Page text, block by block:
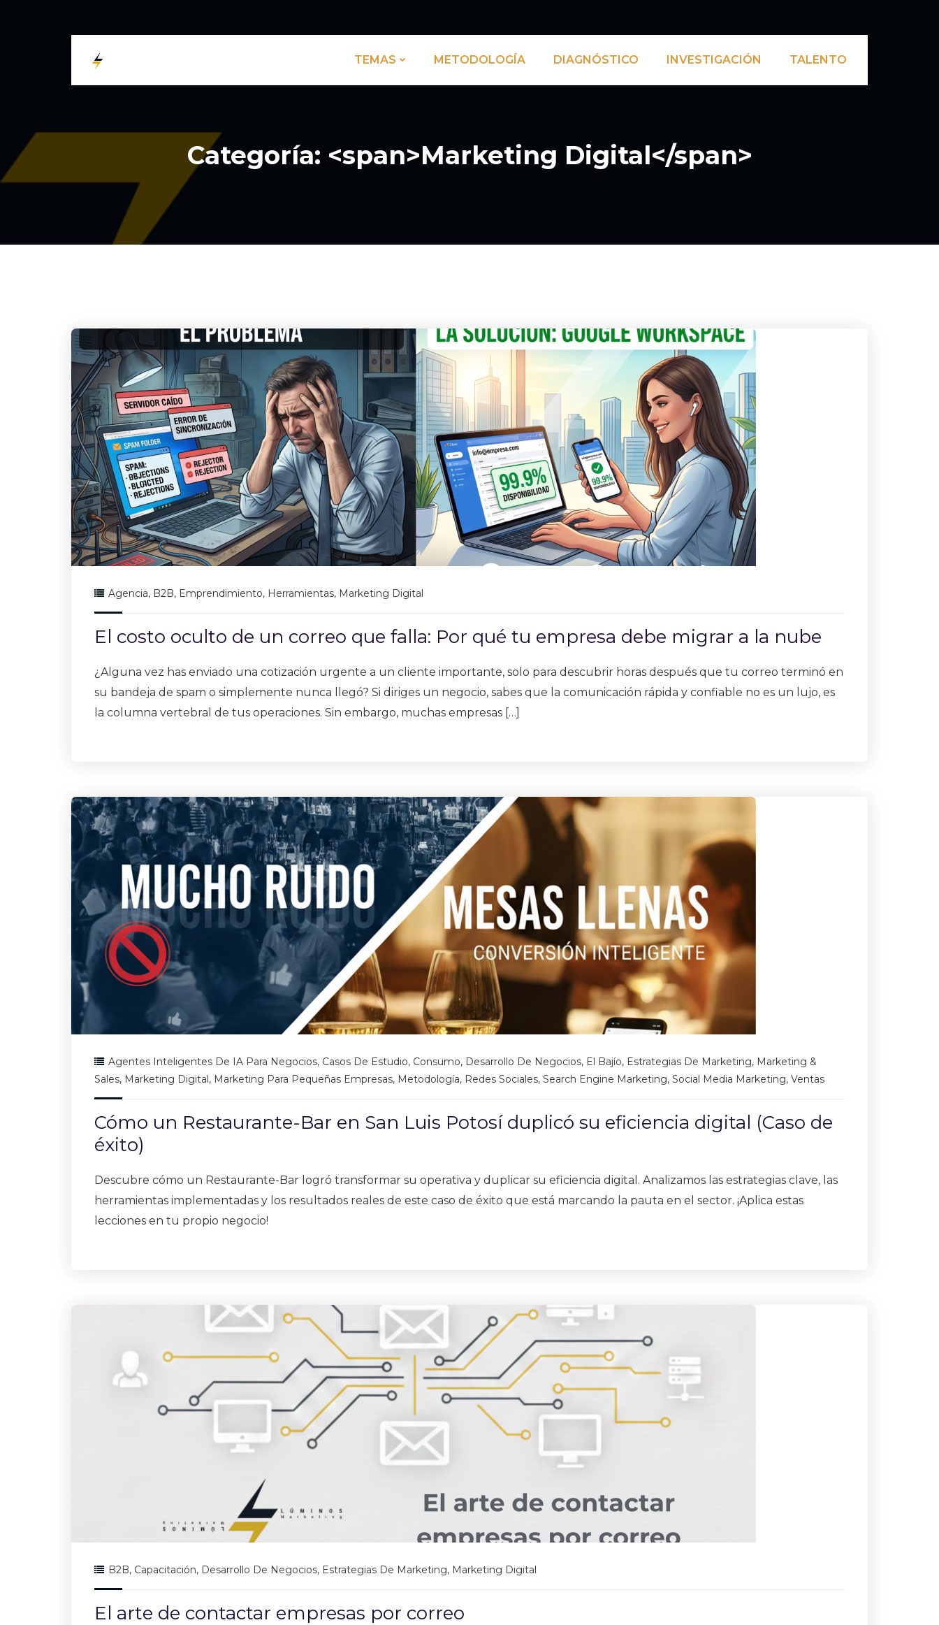
TEMAS METODOLOGÍA DIAGNÓSTICO INVESTIGACIÓN TALENTO
Categoría: <span>Marketing Digital</span>
Agencia, B2B, Emprendimiento, Herramientas, Marketing Digital
El costo oculto de un correo que falla: Por qué tu empresa debe migrar a la nube
¿Alguna vez has enviado una cotización urgente a un cliente importante, solo para descubrir horas después que tu correo terminó en
su bandeja de spam o simplemente nunca llegó? Si diriges un negocio, sabes que la comunicación rápida y confiable no es un lujo, es
la columna vertebral de tus operaciones. Sin embargo, muchas empresas […]
Agentes Inteligentes De IA Para Negocios, Casos De Estudio, Consumo, Desarrollo De Negocios, El Bajío, Estrategias De Marketing, Marketing &
Sales, Marketing Digital, Marketing Para Pequeñas Empresas, Metodología, Redes Sociales, Search Engine Marketing, Social Media Marketing, Ventas
Cómo un Restaurante-Bar en San Luis Potosí duplicó su eficiencia digital (Caso de
éxito)
Descubre cómo un Restaurante-Bar logró transformar su operativa y duplicar su eficiencia digital. Analizamos las estrategias clave, las
herramientas implementadas y los resultados reales de este caso de éxito que está marcando la pauta en el sector. ¡Aplica estas
lecciones en tu propio negocio!
B2B, Capacitación, Desarrollo De Negocios, Estrategias De Marketing, Marketing Digital
El arte de contactar empresas por correo